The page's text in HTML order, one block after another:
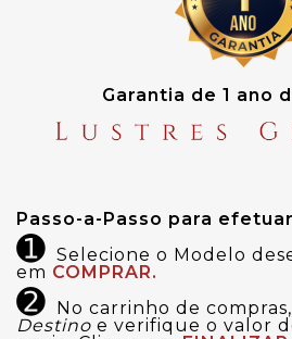
Garantia de 1 ano
Passo-a-Passo para
➊ Selecione o Modelo
em COMPRAR.
➋ No carrinho de
Destino e verifique o valor